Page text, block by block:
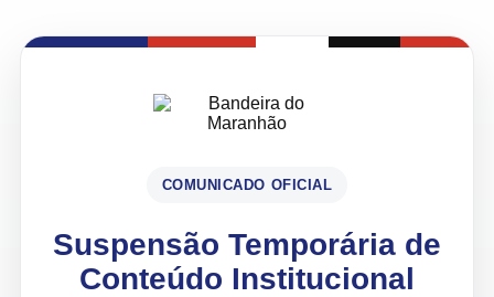
COMUNICADO OFICIAL
Suspensão Temporária de
Conteúdo Institucional